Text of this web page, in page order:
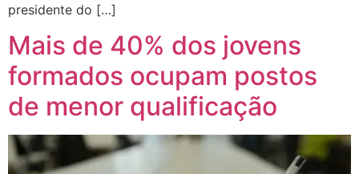
presidente do […]
Mais de 40% dos jovens
formados ocupam postos
de menor qualificação